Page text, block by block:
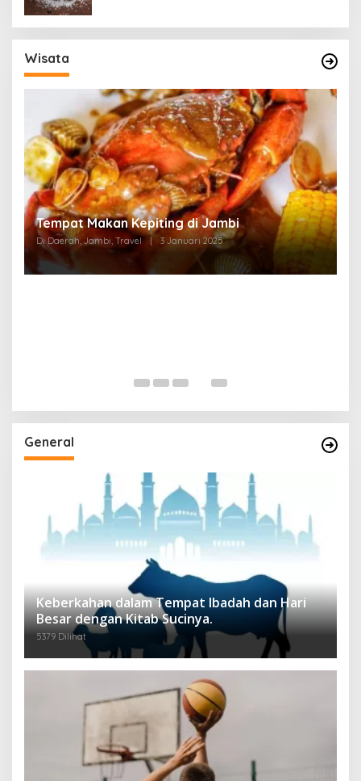
Wisata
Tempat Makan di Thehok Jambi
Di Daerah, Jambi, Travel 3 Januari 2025
General
Keberkahan dalam Tempat Ibadah dan Hari
Besar dengan Kitab Sucinya.
5379 Dilihat